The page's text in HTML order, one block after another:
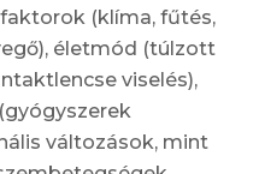
(klíma, fűtés,
életmód (túlzott
viselés),
változások, mint